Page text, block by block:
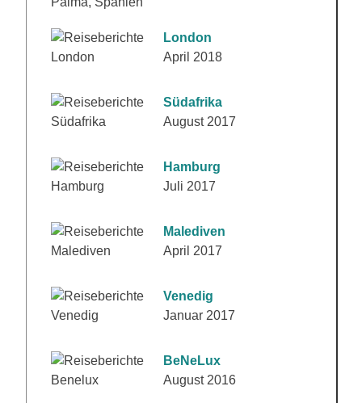
London
April 2018
Südafrika
August 2017
Hamburg
Juli 2017
Malediven
April 2017
Venedig
Januar 2017
BeNeLux
August 2016